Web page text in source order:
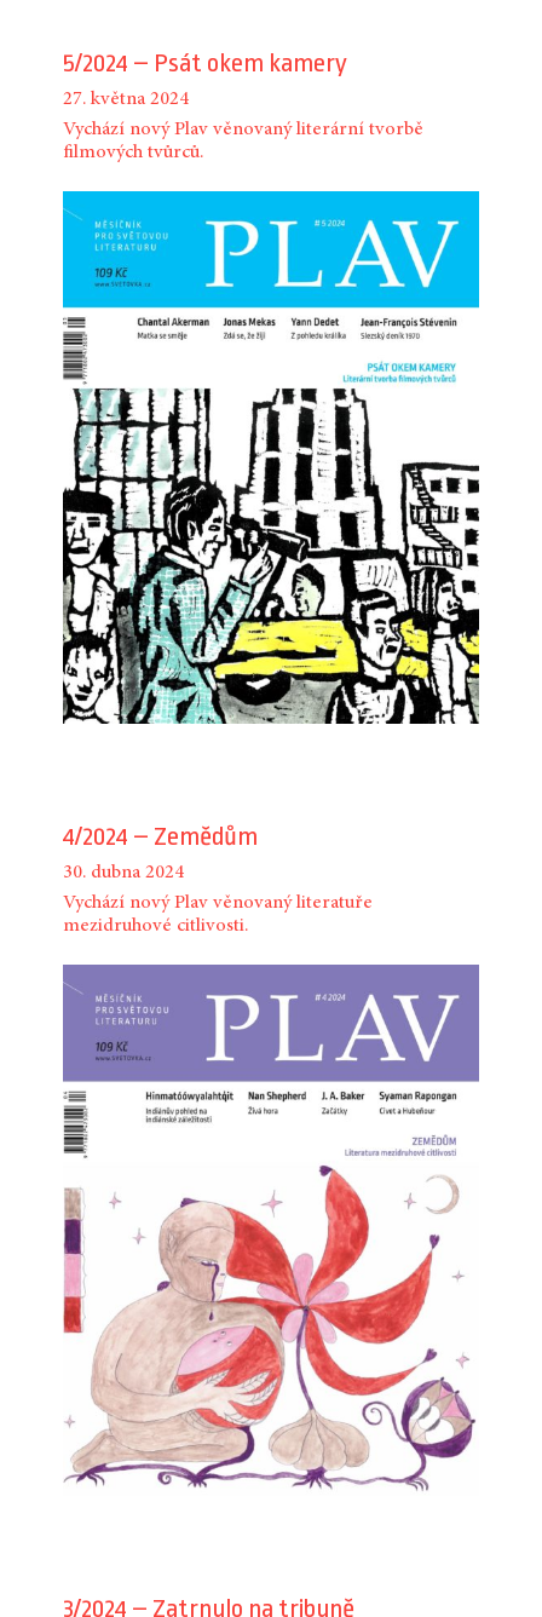
5/2024 – Psát okem kamery
27. května 2024
Vychází nový Plav věnovaný literární tvorbě
filmových tvůrců.
4/2024 – Zemědům
30. dubna 2024
Vychází nový Plav věnovaný literatuře
mezidruhové citlivosti.
3/2024 – Zatrnulo na tribuně